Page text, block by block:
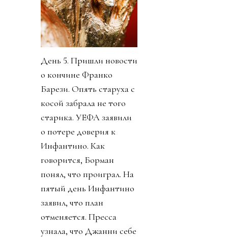
День 5. Пришли новости
о кончине Франко
Барези. Опять старуха с
косой забрала не того
старика. УЕФА заявили
о потере доверия к
Инфантино. Как
говорится, Борман
понял, что проиграл. На
пятый день Инфантино
заявил, что план
отменяется. Пресса
узнала, что Джанни себе